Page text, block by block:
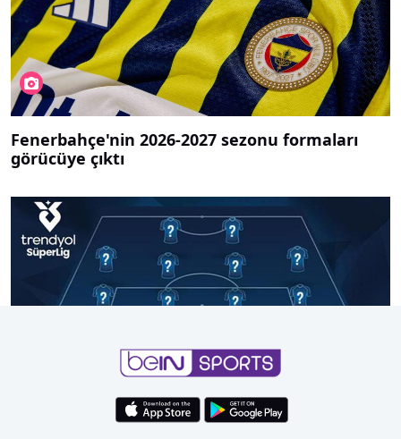
Fenerbahçe'nin 2026-2027 sezonu formaları
görücüye çıktı
Sizlerin seçimiyle 15. haftanın en iyi 11'i belli